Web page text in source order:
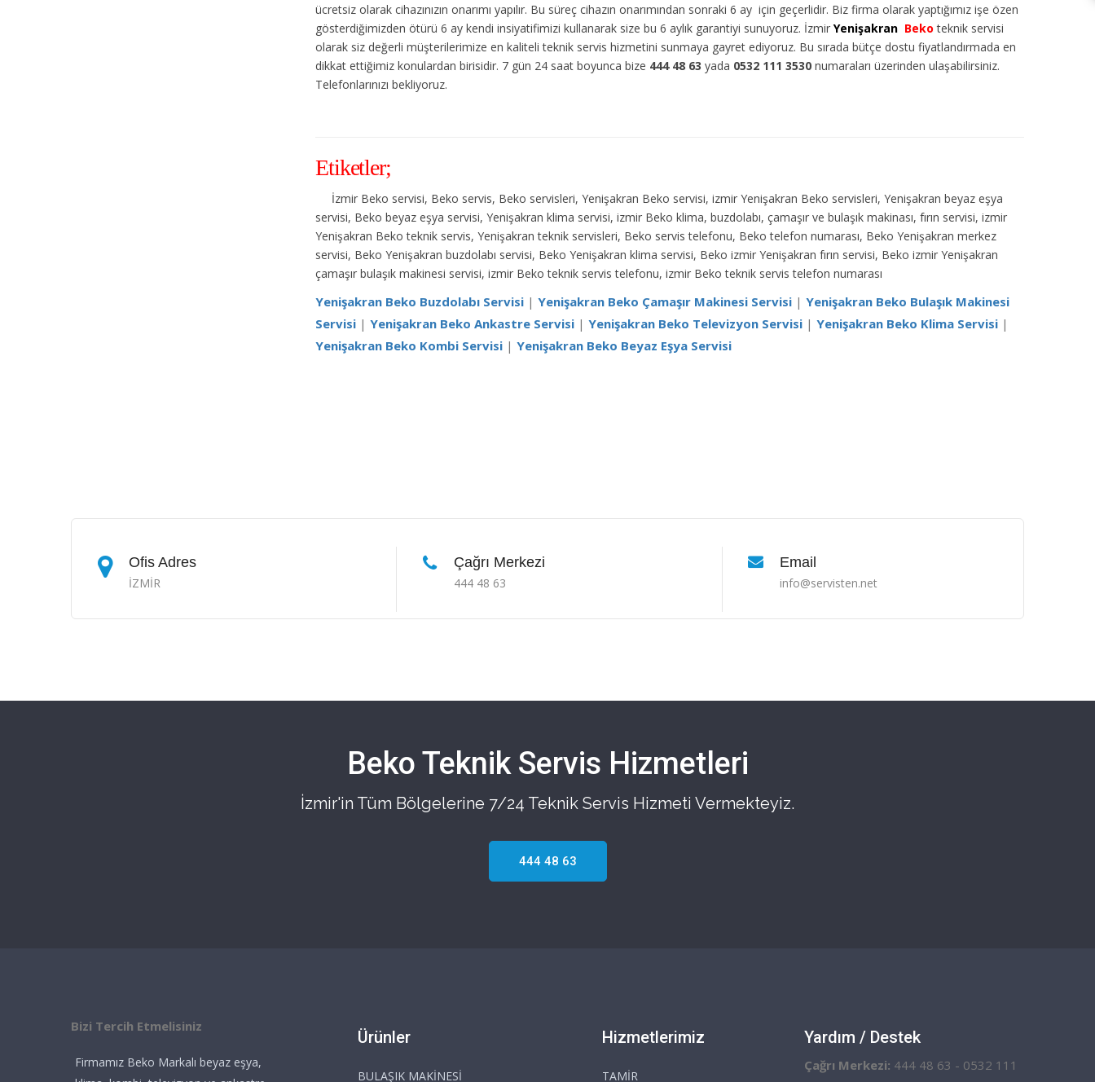
ücretsiz olarak cihazınızın onarımı yapılır. Bu süreç cihazın onarımından sonraki 6 ay için geçerlidir. Biz firma olarak yaptığımız işe özen
gösterdiğimizden ötürü 6 ay kendi insiyatifimizi kullanarak size bu 6 aylık garantiyi sunuyoruz. İzmir Yenişakran Bekoteknik servisi
olarak siz değerli müşterilerimize en kaliteli teknik servis hizmetini sunmaya gayret ediyoruz. Bu sırada bütçe dostu fiyatlandırmada en
dikkat ettiğimiz konulardan birisidir. 7 gün 24 saat boyunca bize 444 48 63 yada 0532 111 3530 numaraları üzerinden ulaşabilirsiniz.
Telefonlarınızı bekliyoruz.
Etiketler;
İzmir Beko servisi, Beko servis, Beko servisleri, Yenişakran Beko servisi, izmir Yenişakran Beko servisleri, Yenişakran beyaz eşya
servisi, Beko beyaz eşya servisi, Yenişakran klima servisi, izmir Beko klima, buzdolabı, çamaşır ve bulaşık makinası, fırın servisi, izmir
Yenişakran Beko teknik servis, Yenişakran teknik servisleri, Beko servis telefonu, Beko telefon numarası, Beko Yenişakran merkez
servisi, Beko Yenişakran buzdolabı servisi, Beko Yenişakran klima servisi, Beko izmir Yenişakran fırın servisi, Beko izmir Yenişakran
çamaşır bulaşık makinesi servisi, izmir Beko teknik servis telefonu, izmir Beko teknik servis telefon numarası
Yenişakran Beko Buzdolabı Servisi | Yenişakran Beko Çamaşır Makinesi Servisi | Yenişakran Beko Bulaşık Makinesi
Servisi | Yenişakran Beko Ankastre Servisi | Yenişakran Beko Televizyon Servisi | Yenişakran Beko Klima Servisi |
Yenişakran Beko Kombi Servisi | Yenişakran Beko Beyaz Eşya Servisi
Ofis Adres
İZMİR
Çağrı Merkezi
444 48 63
Email
info@servisten.net
Beko Teknik Servis Hizmetleri
İzmir'in Tüm Bölgelerine 7/24 Teknik Servis Hizmeti Vermekteyiz.
444 48 63
Bizi Tercih Etmelisiniz
Firmamız Beko Markalı beyaz eşya,
Ürünler
BULAŞIK MAKİNESİ
Hizmetlerimiz
TAMİR
Yardım / Destek
Çağrı Merkezi: 444 48 63 - 0532 111